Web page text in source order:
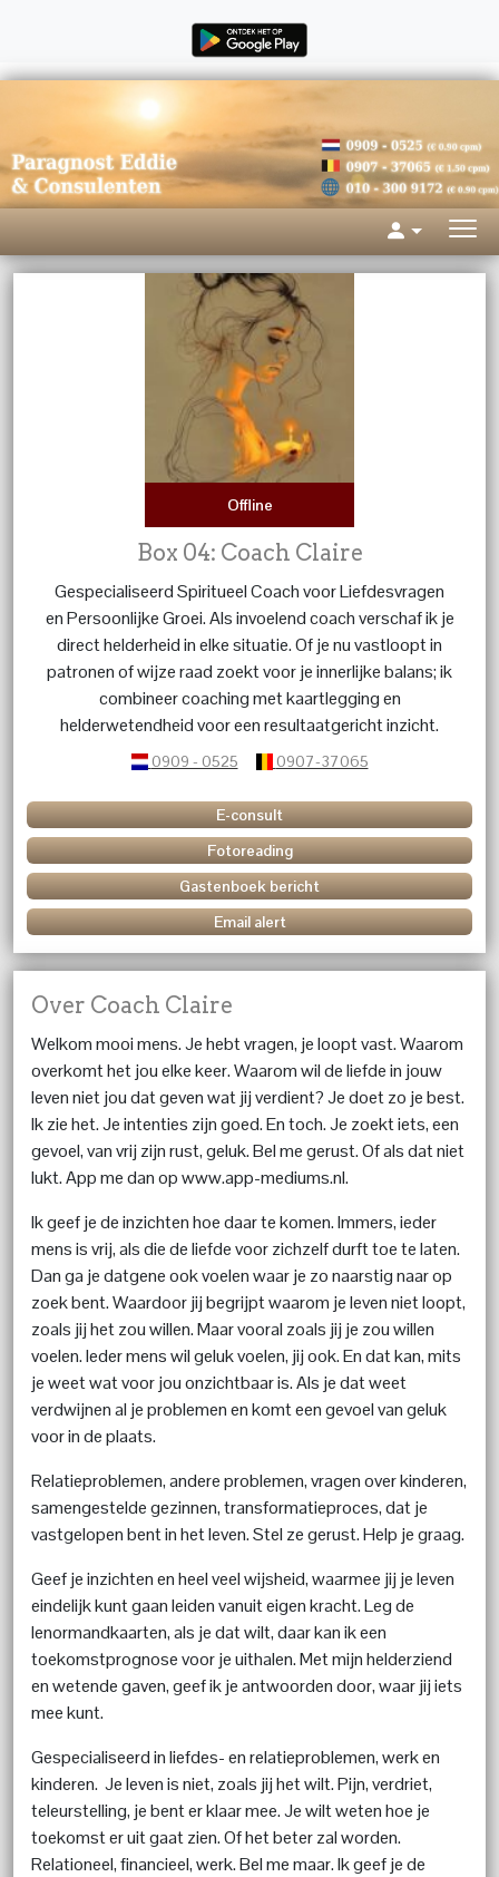
Offline
Box 04: Coach Claire
Gespecialiseerd Spiritueel Coach voor Liefdesvragen
en Persoonlijke Groei. Als invoelend coach verschaf ik je
direct helderheid in elke situatie. Of je nu vastloopt in
patronen of wijze raad zoekt voor je innerlijke balans; ik
combineer coaching met kaartlegging en
helderwetendheid voor een resultaatgericht inzicht.
0909 - 0525 0907-37065
E-consult
Fotoreading
Gastenboek bericht
Email alert
Over Coach Claire
Welkom mooi mens. Je hebt vragen, je loopt vast. Waarom
overkomt het jou elke keer. Waarom wil de liefde in jouw
leven niet jou dat geven wat jij verdient? Je doet zo je best.
Ik zie het. Je intenties zijn goed. En toch. Je zoekt iets, een
gevoel, van vrij zijn rust, geluk. Bel me gerust. Of als dat niet
lukt. App me dan op www.app-mediums.nl.
Ik geef je de inzichten hoe daar te komen. Immers, ieder
mens is vrij, als die de liefde voor zichzelf durft toe te laten.
Dan ga je datgene ook voelen waar je zo naarstig naar op
zoek bent. Waardoor jij begrijpt waarom je leven niet loopt,
zoals jij het zou willen. Maar vooral zoals jij je zou willen
voelen. Ieder mens wil geluk voelen, jij ook. En dat kan, mits
je weet wat voor jou onzichtbaar is. Als je dat weet
verdwijnen al je problemen en komt een gevoel van geluk
voor in de plaats.
Relatieproblemen, andere problemen, vragen over kinderen,
samengestelde gezinnen, transformatieproces, dat je
vastgelopen bent in het leven. Stel ze gerust. Help je graag.
Geef je inzichten en heel veel wijsheid, waarmee jij je leven
eindelijk kunt gaan leiden vanuit eigen kracht. Leg de
lenormandkaarten, als je dat wilt, daar kan ik een
toekomstprognose voor je uithalen. Met mijn helderziend
en wetende gaven, geef ik je antwoorden door, waar jij iets
mee kunt.
Gespecialiseerd in liefdes- en relatieproblemen, werk en
kinderen. Je leven is niet, zoals jij het wilt. Pijn, verdriet,
teleurstelling, je bent er klaar mee. Je wilt weten hoe je
toekomst er uit gaat zien. Of het beter zal worden.
Relationeel, financieel, werk. Bel me maar. Ik geef je de